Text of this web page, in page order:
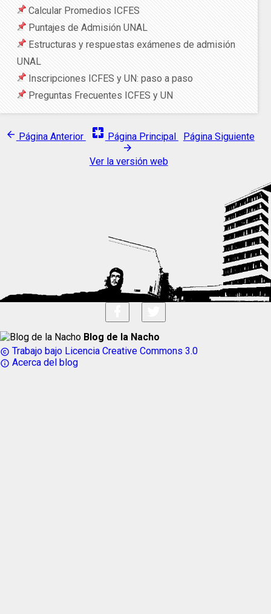
Calcular Promedios ICFES
Puntajes de Admisión UNAL
Estructuras y respuestas exámenes de admisión
UNAL
Inscripciones ICFES y UN: paso a paso
Preguntas Frecuentes ICFES y UN
arrow_back Página Anterior pages Página Principal Página Siguiente
arrow_forward
Ver la versión web
Blog de la Nacho
copyright Trabajo bajo Licencia Creative Commons 3.0
info_outline Acerca del blog